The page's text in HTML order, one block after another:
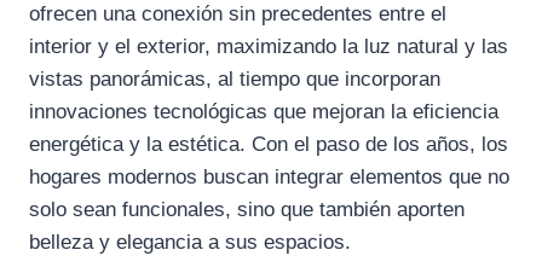
ofrecen una conexión sin precedentes entre el
interior y el exterior, maximizando la luz natural y las
vistas panorámicas, al tiempo que incorporan
innovaciones tecnológicas que mejoran la eficiencia
energética y la estética. Con el paso de los años, los
hogares modernos buscan integrar elementos que no
solo sean funcionales, sino que también aporten
belleza y elegancia a sus espacios.